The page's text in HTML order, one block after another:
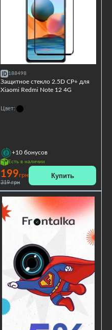
188498
Защитное стекло 2.5D CP+ для
Xiaomi Redmi Note 12 4G
Цвет:
+10 бонусов
Есть в наличии
199грн
319 грн
Купить